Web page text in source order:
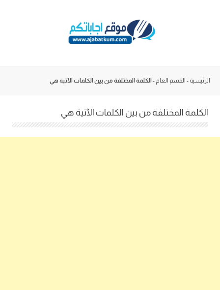
الرئيسية - القسم العام - الكلمة المختلفة من بين الكلمات الآتية هي
الكلمة المختلفة من بين الكلمات الآتية هي